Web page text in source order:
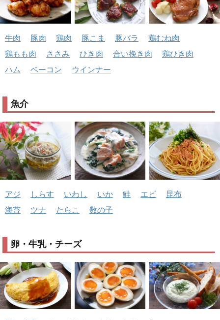
牛肉 豚肉 鶏肉 豚こま 豚バラ
鶏むね肉
鶏もも肉
ささみ ひき肉 合い挽き肉
鶏ひき肉
ハム
ベーコン ウインナー
魚介
アジ しらす いわし いか 鮭 エビ
昆布
海苔
ツナ たらこ 数の子
卵・牛乳・チーズ